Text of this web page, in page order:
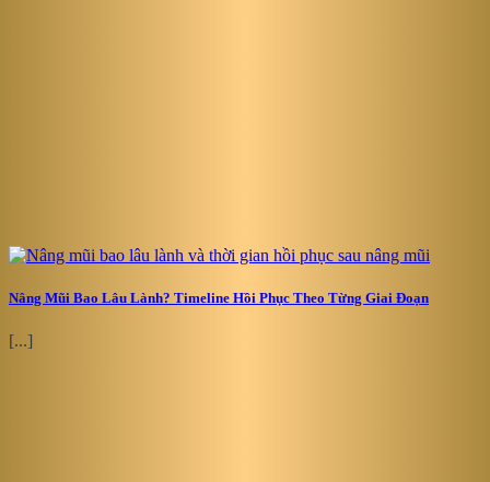
Nâng Mũi Bao Lâu Lành? Timeline Hồi Phục Theo Từng Giai Đoạn
[...]